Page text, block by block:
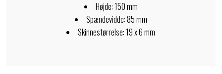
Højde: 150 mm
Spændevidde: 85 mm
Skinnestørrelse: 19 x 6 mm